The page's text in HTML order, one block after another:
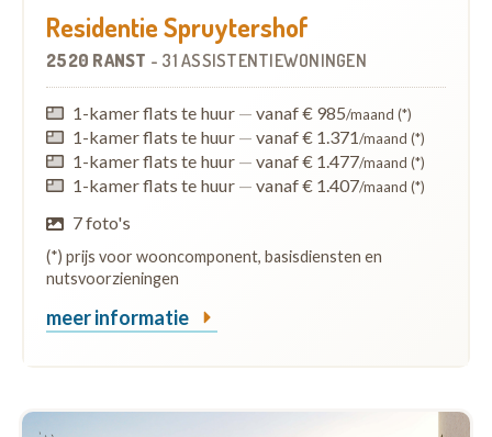
Residentie Spruytershof
2520 RANST - 31 ASSISTENTIEWONINGEN
1-kamer flats te huur — vanaf € 985/maand (*)
1-kamer flats te huur — vanaf € 1.371/maand (*)
1-kamer flats te huur — vanaf € 1.477/maand (*)
1-kamer flats te huur — vanaf € 1.407/maand (*)
7 foto's
(*) prijs voor wooncomponent, basisdiensten en
nutsvoorzieningen
meer informatie